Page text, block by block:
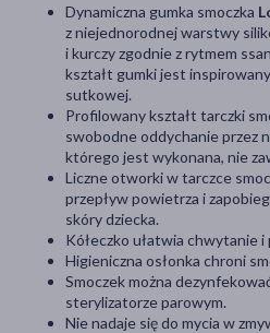
Dynamiczna gumka smoczka
z niejednorodnej warstwy
i kurczy zgodnie z rytmem
kształt gumki jest
sutkowej.
Profilowany kształt tarczki
swobodne oddychanie przez
którego jest wykonana, nie
Liczne otworki w tarczce
przepływ powietrza i
skóry dziecka.
Kółeczko ułatwia chwytanie
Higieniczna osłonka chroni
Smoczek można
sterylizatorze parowym.
Nie nadaje się do mycia w